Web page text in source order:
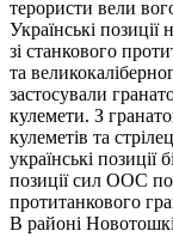
терористи вели
Українські
зі станкового
та
застосували
кулемети. З
кулеметів та
українські
позиції сил ООС
протитанкового
В районі